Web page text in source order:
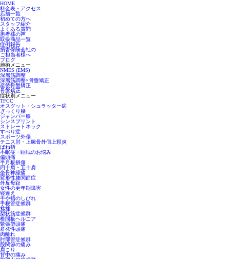
HOME
料金表・アクセス
店舗一覧
初めての方へ
スタッフ紹介
よくある質問
患者様の声
取扱商品一覧
症例報告
損害保険会社の
ご担当者様へ
ブログ
施術メニュー
NMES (EMS)
深層筋調整
深層筋調整×骨盤矯正
産後骨盤矯正
骨盤矯正
症状別メニュー
TFCC
オスグット・シュラッター病
ぎっくり腰
ジャンパー膝
シンスプリント
ストレートネック
すべり症
スポーツ外傷
テニス肘・上腕骨外側上顆炎
ばね指
不眠症・睡眠のお悩み
偏頭痛
半月板損傷
四十肩・五十肩
坐骨神経痛
変形性膝関節症
外反母趾
女性の更年期障害
寝違え
手や指のしびれ
手根管症候群
捻挫
梨状筋症候群
椎間板ヘルニア
緊張型頭痛
群発性頭痛
肉離れ
肘部管症候群
股関節の痛み
肩こり
背中の痛み